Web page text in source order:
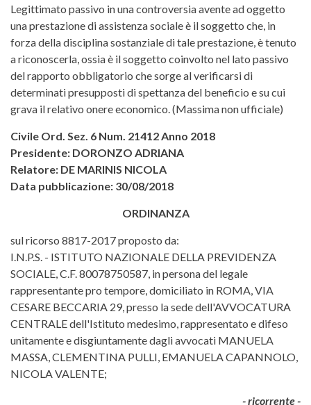
Legittimato passivo in una controversia avente ad oggetto
una prestazione di assistenza sociale è il soggetto che, in
forza della disciplina sostanziale di tale prestazione, è tenuto
a riconoscerla, ossia è il soggetto coinvolto nel lato passivo
del rapporto obbligatorio che sorge al verificarsi di
determinati presupposti di spettanza del beneficio e su cui
grava il relativo onere economico. (Massima non ufficiale)
Civile Ord. Sez. 6 Num. 21412 Anno 2018
Presidente: DORONZO ADRIANA
Relatore: DE MARINIS NICOLA
Data pubblicazione: 30/08/2018
ORDINANZA
sul ricorso 8817-2017 proposto da:
I.N.P.S. - ISTITUTO NAZIONALE DELLA PREVIDENZA
SOCIALE, C.F. 80078750587, in persona del legale
rappresentante pro tempore, domiciliato in ROMA, VIA
CESARE BECCARIA 29, presso la sede dell'AVVOCATURA
CENTRALE dell'Istituto medesimo, rappresentato e difeso
unitamente e disgiuntamente dagli avvocati MANUELA
MASSA, CLEMENTINA PULLI, EMANUELA CAPANNOLO,
NICOLA VALENTE;
- ricorrente -